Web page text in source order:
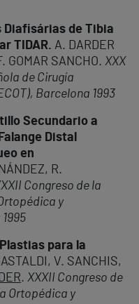
Diafisárias de Tibia
TIDAR. A. DARDER
GOMAR SANCHO. XXX
de Cirugía
Barcelona 1993
Secundario a
Distal
en
R.
Congreso de la
y
para la
V. SANCHIS,
. XXXII Congreso de
Ortopédica y